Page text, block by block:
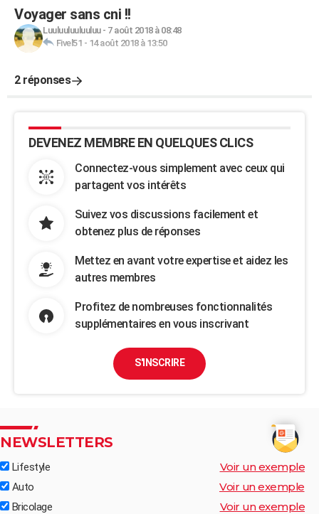
Voyager sans cni !!
Luuluuluuluuluu- 7 août 2018 à 08:48
Fivel51 - 14 août 2018 à 13:50
2 réponses
DEVENEZ MEMBRE EN QUELQUES CLICS
Connectez-vous simplement avec ceux qui
partagent vos intérêts
Suivez vos discussions facilement et
obtenez plus de réponses
Mettez en avant votre expertise et aidez les
autres membres
Profitez de nombreuses fonctionnalités
supplémentaires en vous inscrivant
S'INSCRIRE
NEWSLETTERS
Lifestyle Voir un exemple
Auto Voir un exemple
Bricolage Voir un exemple